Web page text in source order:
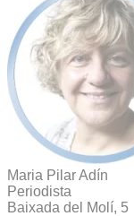
Maria Pilar Adín
Periodista
Baixada del Molí, 5